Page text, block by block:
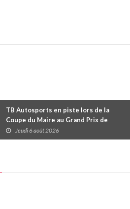
TB Autosports en piste lors de la
Coupe du Maire au Grand Prix de
Trois-Rivières
Jeudi 6 août 2026